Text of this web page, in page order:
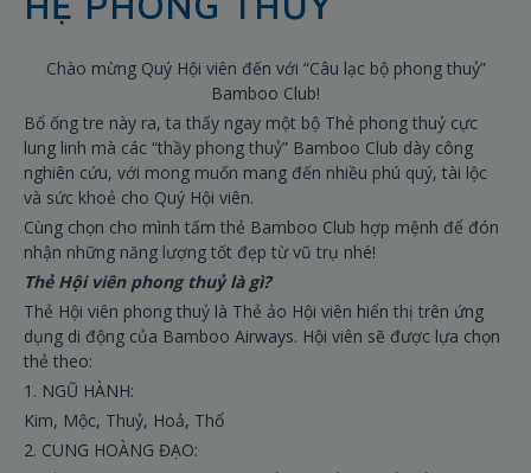
Chào mừng Quý Hội viên đến với “Câu lạc bộ phong thuỷ”
Bamboo Club!
Bổ ống tre này ra, ta thấy ngay một bộ Thẻ phong thuỷ cực
lung linh mà các “thầy phong thuỷ” Bamboo Club dày công
nghiên cứu, với mong muốn mang đến nhiều phú quý, tài lộc
và sức khoẻ cho Quý Hội viên.
Cùng chọn cho mình tấm thẻ Bamboo Club hợp mệnh để đón
nhận những năng lượng tốt đẹp từ vũ trụ nhé!
Thẻ Hội viên phong thuỷ là gì?
Thẻ Hội viên phong thuỷ là Thẻ ảo Hội viên hiển thị trên ứng
dụng di động của Bamboo Airways. Hội viên sẽ được lựa chọn
thẻ theo:
1. NGŨ HÀNH:
Kim, Mộc, Thuỷ, Hoả, Thổ
2. CUNG HOÀNG ĐẠO: